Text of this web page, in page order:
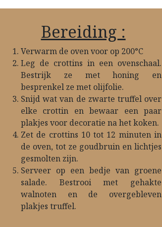
Bereiding :
Verwarm de oven voor op 200°C
Leg de crottins in een ovenschaal.
Bestrijk ze met honing en
besprenkel ze met olijfolie.​
Snijd wat van de zwarte truffel over
elke crottin en bewaar een paar
plakjes voor decoratie na het koken.
Zet de crottins 10 tot 12 minuten in
de oven, tot ze goudbruin en lichtjes
gesmolten zijn.
Serveer op een bedje van groene
salade. Bestrooi met gehakte
walnoten en de overgebleven
plakjes truffel.